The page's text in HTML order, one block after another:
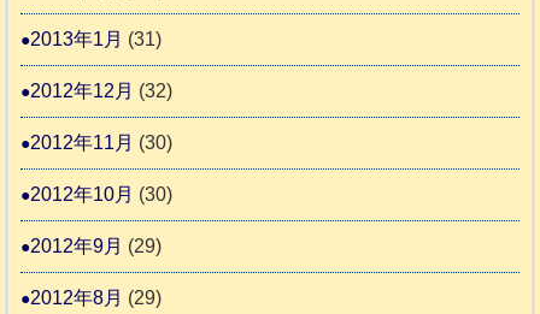
2013年1月 (31)
2012年12月 (32)
2012年11月 (30)
2012年10月 (30)
2012年9月 (29)
2012年8月 (29)